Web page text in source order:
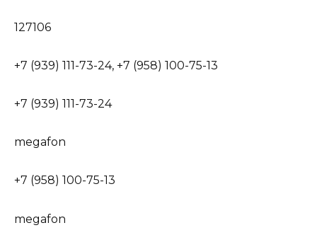
127106
+7 (939) 111-73-24, +7 (958) 100-75-13
+7 (939) 111-73-24
megafon
+7 (958) 100-75-13
megafon